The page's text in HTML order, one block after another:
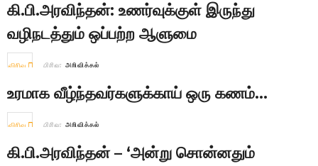
கி.பி.அரவிந்தன்: உணர்வுக்குள் இருந்து
வழிநடத்தும் ஒப்பற்ற ஆளுமை
விரிவு பிரிவு: அறிவித்தல்
உரமாக வீழ்ந்தவர்களுக்காய் ஒரு கணம்…
விரிவு பிரிவு: அறிவித்தல்
கி.பி.அரவிந்தன் – ‘அன்று சொன்னதும்